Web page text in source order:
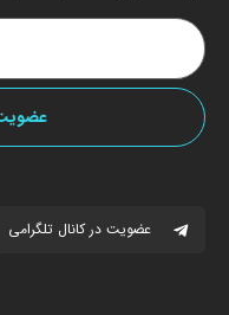
عضویت در کانال تلگرامی